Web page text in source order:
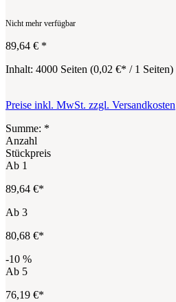
Nicht mehr verfügbar
89,64 € *
Inhalt: 4000 Seiten (0,02 €* / 1 Seiten)
Preise inkl. MwSt. zzgl. Versandkosten
Summe: *
Anzahl
Stückpreis
Ab 1
89,64 €*
Ab 3
80,68 €*
-10 %
Ab 5
76,19 €*